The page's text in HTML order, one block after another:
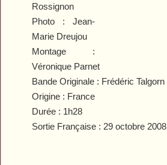
Rossignon
Photo : Jean-
Marie Dreujou
Montage :
Véronique Parnet
Bande Originale : Frédéric Talgorn
Origine : France
Durée : 1h28
Sortie Française : 29 octobre 2008